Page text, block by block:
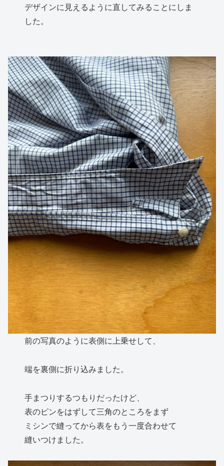
デザインに見えるように直してみることにしま
した。
前の写真のように表側に上乗せして、
端を裏側に折り込みました。
手まつりするつもりだったけど、
表のピンをはずして三角のところをまず
ミシンで縫ってから表をもう一度合わせて
縫いつけました。